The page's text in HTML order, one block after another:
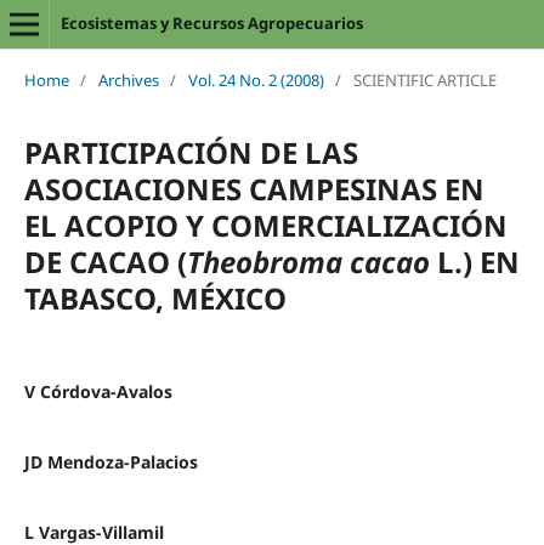
Ecosistemas y Recursos Agropecuarios
Home / Archives / Vol. 24 No. 2 (2008) / SCIENTIFIC ARTICLE
PARTICIPACIÓN DE LAS
ASOCIACIONES CAMPESINAS EN
EL ACOPIO Y COMERCIALIZACIÓN
DE CACAO (Theobroma cacao L.) EN
TABASCO, MÉXICO
V Córdova-Avalos
JD Mendoza-Palacios
L Vargas-Villamil